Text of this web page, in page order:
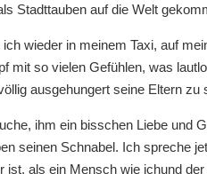
Stadttauben auf die Welt
ich wieder in meinem Taxi, auf
mit so vielen Gefühlen, was
ausgehungert seine Eltern zu
ihm ein bisschen Liebe und
seinen Schnabel. Ich spreche
ist, als ein Mensch wie ichund